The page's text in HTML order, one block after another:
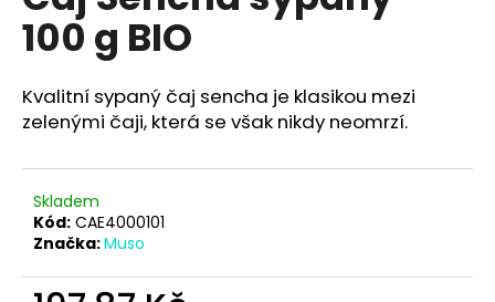
0,0
hvězdiček.
100 g BIO
Kvalitní sypaný čaj sencha je klasikou mezi
zelenými čaji, která se však nikdy neomrzí.
Skladem
Kód: CAE4000101
Značka:Muso
a
j
í
t